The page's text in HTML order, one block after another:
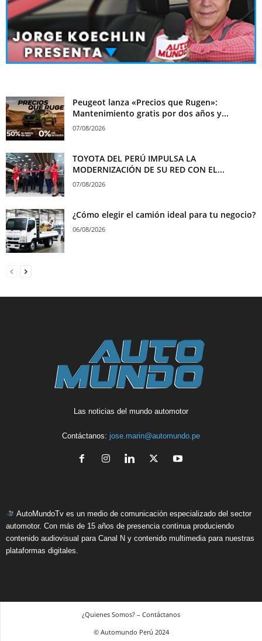
Peugeot lanza «Precios que Rugen»:
Mantenimiento gratis por dos años y...
07/08/2026
TOYOTA DEL PERÚ IMPULSA LA
MODERNIZACIÓN DE SU RED CON EL...
07/08/2026
¿Cómo elegir el camión ideal para tu negocio?
06/08/2026
Las noticias del mundo automotor
Contáctanos: jose.marin@automundo.pe
AutoMundoTv es un medio de comunicación especializado del sector
automotor. Con más de 15 años de presencia continua produciendo
contenido audiovisual para Canal N y contenido multimedia para nuestras
plataformas digitales.
¿Quienes Somos? – Contáctanos
© Automundo Perú 2024